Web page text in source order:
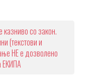
казниво со закон.
(текстови и
НЕ е дозволено
ЕКИПА